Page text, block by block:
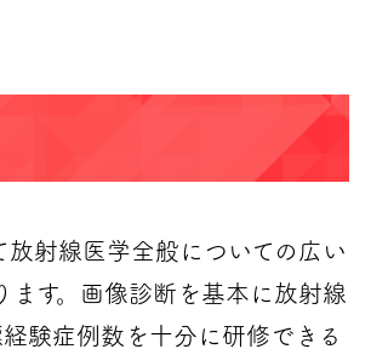
射線医学全般についての広い
す。画像診断を基本に放射線
験症例数を十分に研修できる